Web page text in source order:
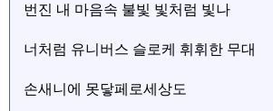
번진 내 마음속 불빛 빛처럼 빛나
너처럼 유니버스 슬로케 휘휘한 무대
손새니에 못닿페로세상도